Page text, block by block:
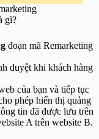
gì?
đoạn mã Remarketing
duyệt khi khách hàng
của bạn và tiếp tục
phép hiển thị quảng
tin đã được lưu trên
A trên website B.